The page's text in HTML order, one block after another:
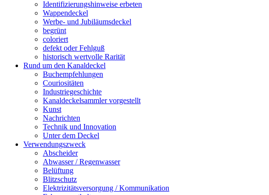
Identifizierungshinweise erbeten
Wappendeckel
Werbe- und Jubiläumsdeckel
begrünt
coloriert
defekt oder Fehlguß
historisch wertvolle Rarität
Rund um den Kanaldeckel
Buchempfehlungen
Couriositäten
Industriegeschichte
Kanaldeckelsammler vorgestellt
Kunst
Nachrichten
Technik und Innovation
Unter dem Deckel
Verwendungszweck
Abscheider
Abwasser / Regenwasser
Belüftung
Blitzschutz
Elektrizitätsversorgung / Kommunikation